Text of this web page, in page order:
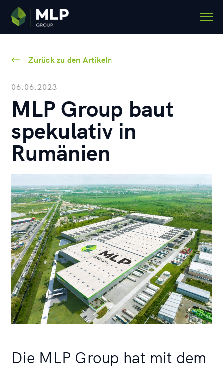
Zurück zu den Artikeln
06.06.2023
MLP Group baut
spekulativ in
Rumänien
Die MLP Group hat mit dem